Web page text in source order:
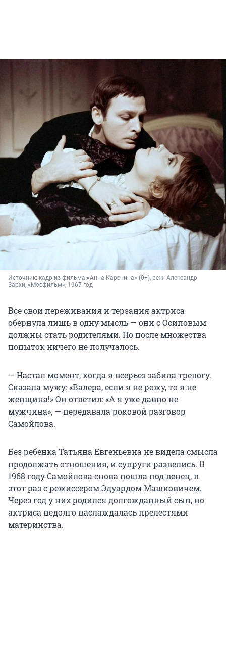
Источник: кадр из фильма «Анна Каренина» (0+), реж. Александр
Зархи, «Мосфильм», 1967 год
Все свои переживания и терзания актриса
обернула лишь в одну мысль — они с Осиповым
должны стать родителями. Но после множества
попыток ничего не получалось.
— Настал момент, когда я всерьез забила тревогу.
Сказала мужу: «Валера, если я не рожу, то я не
женщина!» Он ответил: «А я уже давно не
мужчина», — передавала роковой разговор
Самойлова.
Без ребенка Татьяна Евгеньевна не видела смысла
продолжать отношения, и супруги развелись. В
1968 году Самойлова снова пошла под венец, в
этот раз с режиссером Эдуардом Машковичем.
Через год у них родился долгожданный сын, но
актриса недолго наслаждалась прелестями
материнства.